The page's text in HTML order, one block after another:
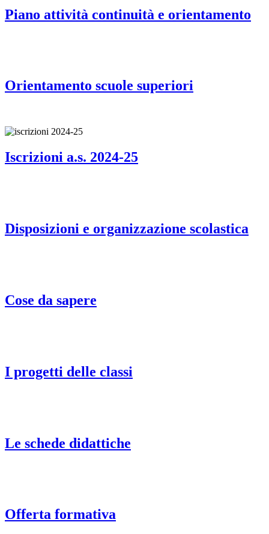
Piano attività continuità e orientamento
Orientamento scuole superiori
Iscrizioni a.s. 2024-25
Disposizioni e organizzazione scolastica
Cose da sapere
I progetti delle classi
Le schede didattiche
Offerta formativa